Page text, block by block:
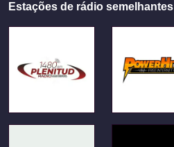
Estações de rádio semelhantes